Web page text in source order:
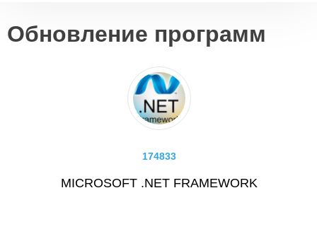
Обновление программ
174833
MICROSOFT .NET FRAMEWORK